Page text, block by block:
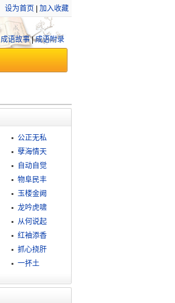
设为首页 加入收藏
成语故事|成语附录
公正无私
孽海情天
自动自觉
物阜民丰
玉楼金阙
龙吟虎啸
从何说起
红袖添香
抓心挠肝
一抔土